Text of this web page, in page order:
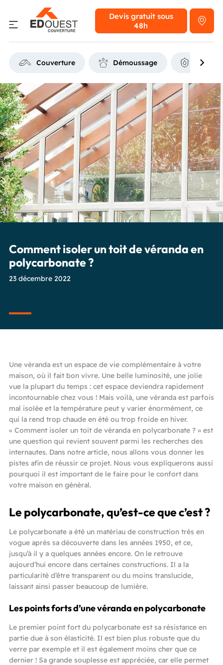
Devis gratuit sous
48h
Couverture Démoussage
Comment isoler un toit de véranda en
polycarbonate ?
23 décembre 2022
Une véranda est un espace de vie complémentaire à votre
maison, où il fait bon vivre. Une belle luminosité, une jolie
vue la plupart du temps : cet espace deviendra rapidement
incontournable chez vous ! Mais voilà, une véranda est parfois
mal isolée et la température peut y varier énormément, ce
qui la rend trop chaude en été ou trop froide en hiver.
« Comment isoler un toit de véranda en polycarbonate ? » est
une question qui revient souvent parmi les recherches des
internautes. Dans notre article, nous allons vous donner les
pistes afin de réussir ce projet. Nous vous expliquerons aussi
pourquoi il est important de le faire pour le confort dans
votre maison en général.
Le polycarbonate, qu’est-ce que c’est ?
Le polycarbonate a été un matériau de construction très en
vogue après sa découverte dans les années 1950, et ce,
jusqu’à il y a quelques années encore. On le retrouve
aujourd’hui encore dans certaines constructions. Il a la
particularité d’être transparent ou du moins translucide,
laissant ainsi passer beaucoup de lumière.
Les points forts d’une véranda en polycarbonate
Le premier point fort du polycarbonate est sa résistance en
partie due à son élasticité. Il est bien plus robuste que du
verre par exemple et il est également moins cher que ce
dernier ! Sa grande souplesse est appréciée, car elle permet